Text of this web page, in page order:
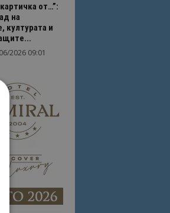
от…”:
на
културата и
2026 09:01